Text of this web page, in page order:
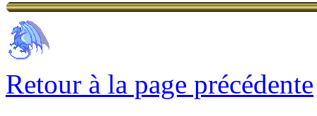
Retour à la page précédente